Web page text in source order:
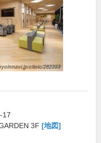
17
3F [地図]